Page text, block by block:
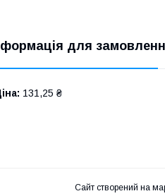
для
131,25 ₴
Сайт створений на